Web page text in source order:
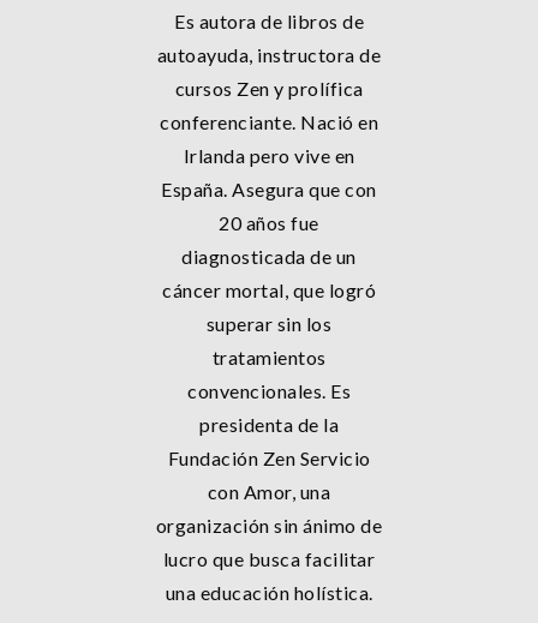
Es autora de libros de
autoayuda, instructora de
cursos Zen y prolífica
conferenciante. Nació en
Irlanda pero vive en
España. Asegura que con
20 años fue
diagnosticada de un
cáncer mortal, que logró
superar sin los
tratamientos
convencionales. Es
presidenta de la
Fundación Zen Servicio
con Amor, una
organización sin ánimo de
lucro que busca facilitar
una educación holística.